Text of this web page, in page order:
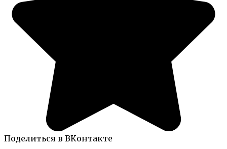
Поделиться в ВКонтакте